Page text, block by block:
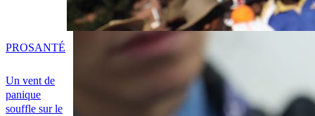
Un vent de
panique
souffle sur le
PROSANTÉ